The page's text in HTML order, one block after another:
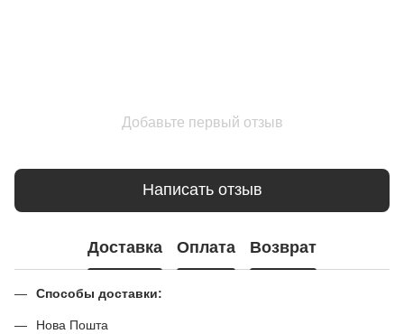
Добавьте первый отзыв
Написать отзыв
Доставка Оплата Возврат
Способы доставки:
Нова Пошта